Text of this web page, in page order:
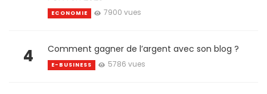
ECONOMIE 7900 vues
4 Comment gagner de l’argent avec son blog ?
E-BUSINESS 5786 vues